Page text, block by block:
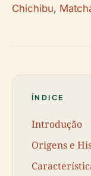
Chichibu,
ÍNDICE
Introdução
Origens e